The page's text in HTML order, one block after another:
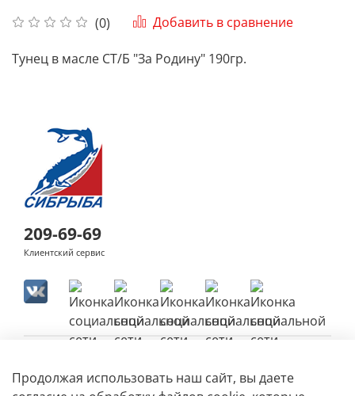
(0) Добавить в сравнение
Тунец в масле СТ/Б "За Родину" 190гр.
209-69-69
Клиентский сервис
Продолжая использовать наш сайт, вы даете